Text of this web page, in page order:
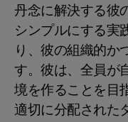
丹念に解決する彼
シンプルにする実
り、彼の組織的か
す。彼は、全員が
境を作ることを目
適切に分配された